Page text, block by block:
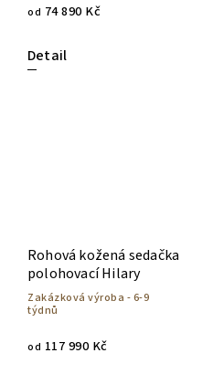
od 74 890 Kč
Detail
Rohová kožená sedačka
polohovací Hilary
Zakázková výroba - 6-9
týdnů
od 117 990 Kč